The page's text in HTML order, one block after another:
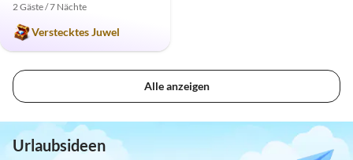
2 Gäste / 7 Nächte
Verstecktes Juwel
Alle anzeigen
Urlaubsideen